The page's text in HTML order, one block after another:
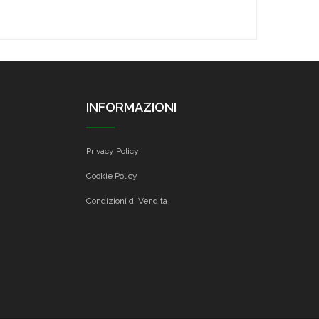
INFORMAZIONI
Privacy Policy
Cookie Policy
Condizioni di Vendita